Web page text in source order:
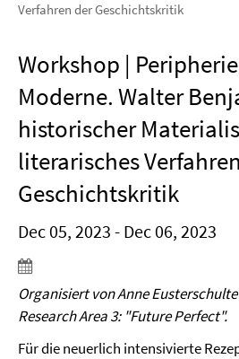
Verfahren der Geschichtskritik
Workshop |
Moderne. Walter
historischer
literarisches
Geschichtskritik
Dec 05, 2023 - Dec 06, 2023
Organisiert von Anne
Research Area 3: "Future Perfect".
Für die neuerlich intensivierte